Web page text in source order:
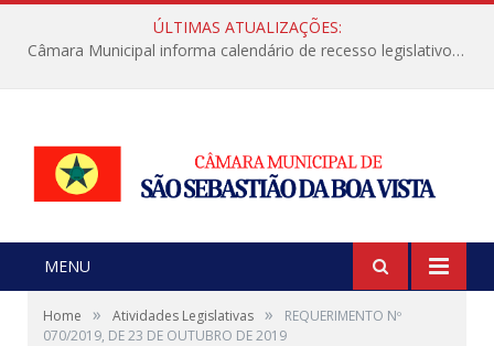
ÚLTIMAS ATUALIZAÇÕES:
Câmara Municipal informa calendário de recesso legislativo de julho
MENU
Home » Atividades Legislativas »
REQUERIMENTO Nº
070/2019, DE 23 DE OUTUBRO DE 2019